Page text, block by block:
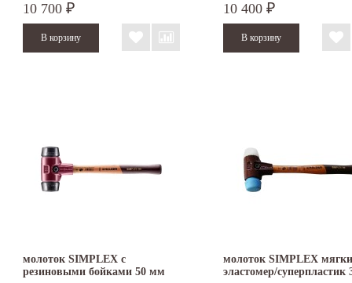
10 700 ₽
3127.050
10 400 ₽
молоток SIMPLEX с
резиновыми бойками 50 мм
молоток SIMPLEX
эластомер/суперпластик